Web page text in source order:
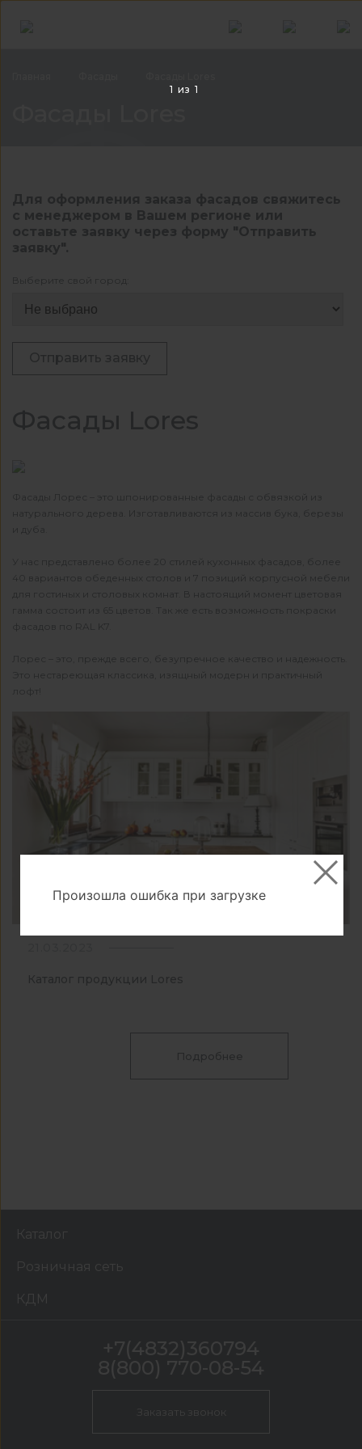
Для оформления заказа фасадов свяжитесь
с менеджером в Вашем регионе или
оставьте заявку через форму "Отправить
заявку".
Выберите свой город:
Отправить заявку
Фасады Lores
Фасады Лорес – это шпонированные фасады с обвязкой из
натурального дерева. Изготавливаются из массив бука, березы
и дуба.
У нас представлено более 20 стилей кухонных фасадов, более
40 вариантов обеденных столов и 7 позиций корпусной мебели
для гостиных и столовых комнат. В настоящий момент цветовая
гамма состоит из 65 цветов. Так же есть возможность покраски
фасадов по RAL K7.
Лорес – это, прежде всего, безупречное качество и надежность.
Это нестареющая классика, изящный модерн и практичный
лофт!
Каталог продукции Lores
Подробнее
Каталог
Розничная сеть
КДМ
+7(4832)360794
8(800) 770-08-54
Заказать звонок
1 из 1
Произошла ошибка при загрузке